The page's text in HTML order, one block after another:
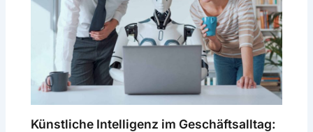
Künstliche Intelligenz im Geschäftsalltag: